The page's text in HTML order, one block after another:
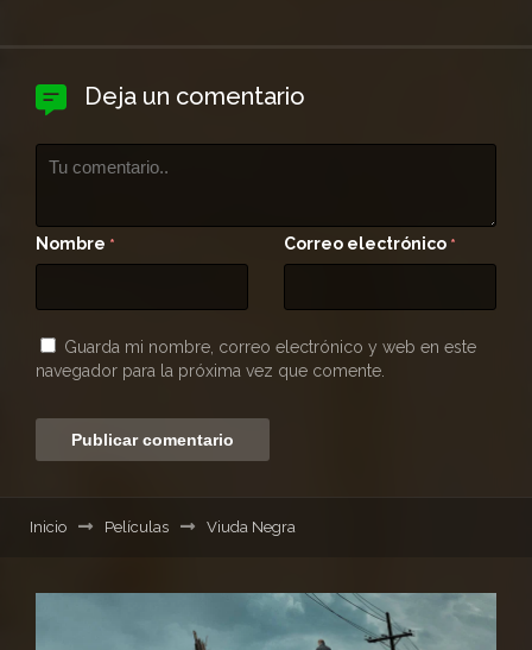
Deja un comentario
Nombre * Correo electrónico *
Guarda mi nombre, correo electrónico y web en este
navegador para la próxima vez que comente.
Inicio Películas Viuda Negra